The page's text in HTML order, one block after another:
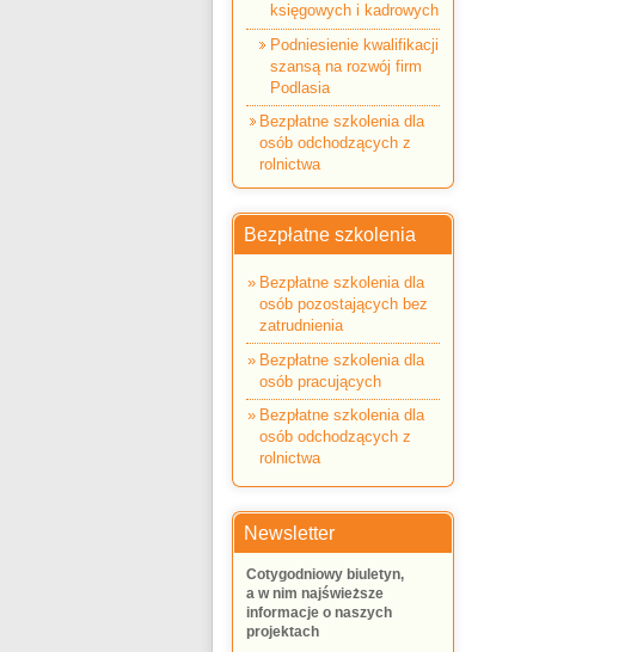
księgowych i kadrowych
Podniesienie kwalifikacji
szansą na rozwój firm
Podlasia
Bezpłatne szkolenia dla
osób odchodzących z
rolnictwa
Bezpłatne szkolenia
Bezpłatne szkolenia dla
osób pozostających bez
zatrudnienia
Bezpłatne szkolenia dla
osób pracujących
Bezpłatne szkolenia dla
osób odchodzących z
rolnictwa
Newsletter
Cotygodniowy biuletyn,
a w nim najświeższe
informacje o naszych
projektach